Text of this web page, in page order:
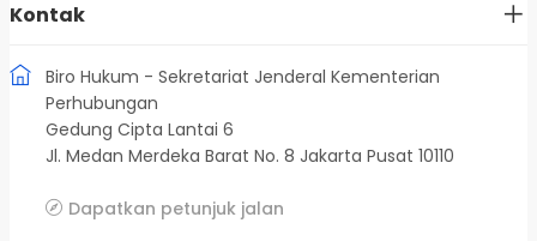
Kontak
Biro Hukum - Sekretariat Jenderal Kementerian
Perhubungan
Gedung Cipta Lantai 6
Jl. Medan Merdeka Barat No. 8 Jakarta Pusat 10110
Dapatkan petunjuk jalan